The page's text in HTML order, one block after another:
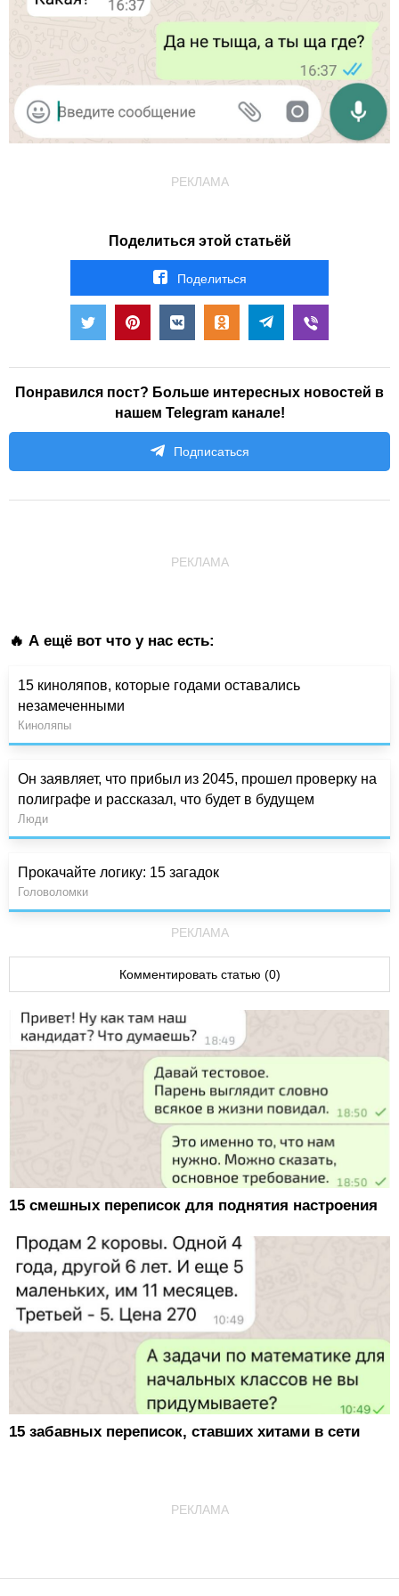
РЕКЛАМА
Поделиться этой статьёй
Поделиться
Понравился пост? Больше интересных новостей в
нашем Telegram канале!
Подписаться
РЕКЛАМА
🔥 А ещё вот что у нас есть:
15 киноляпов, которые годами оставались
незамеченными
Киноляпы
Он заявляет, что прибыл из 2045, прошел проверку на
полиграфе и рассказал, что будет в будущем
Люди
Прокачайте логику: 15 загадок
Головоломки
РЕКЛАМА
Комментировать статью (0)
15 смешных переписок для поднятия настроения
15 забавных переписок, ставших хитами в сети
РЕКЛАМА